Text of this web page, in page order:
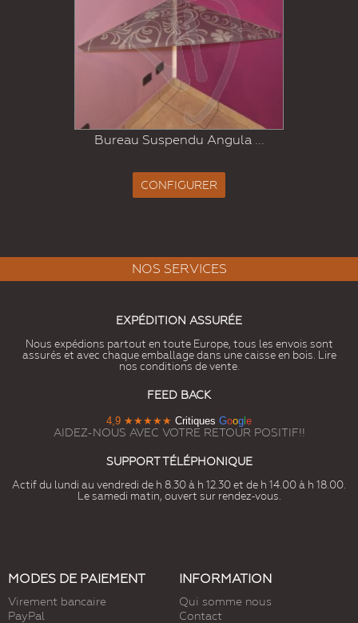
Bureau Suspendu Angula ...
CONFIGURER
NOS SERVICES
EXPÉDITION ASSURÉE
Nous expédions partout en toute Europe, tous les envois sont
assurés et avec chaque emballage dans une caisse en bois. Lire
nos conditions de vente.
FEED BACK
4,9 ★★★★★ Critiques Goog e
AIDEZ-NOUS AVEC VOTRE RETOUR POSITIF!!
SUPPORT TÉLÉPHONIQUE
Actif du lundi au vendredi de h 8.30 à h 12.30 et de h 14.00 à h 18.00.
Le samedi matin, ouvert sur rendez-vous.
MODES DE PAIEMENT
Virement bancaire
PayPal
INFORMATION
Qui somme nous
Contact